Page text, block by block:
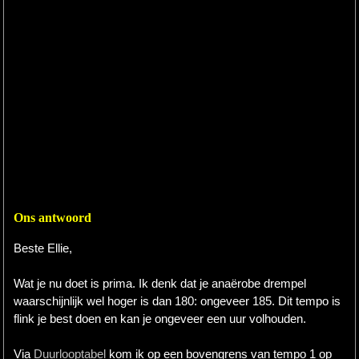
Ons antwoord
Beste Ellie,
Wat je nu doet is prima. Ik denk dat je anaërobe drempel
waarschijnlijk wel hoger is dan 180: ongeveer 185. Dit tempo is
flink je best doen en kan je ongeveer een uur volhouden.
Via Duurlooptabel kom ik op een bovengrens van tempo 1 op